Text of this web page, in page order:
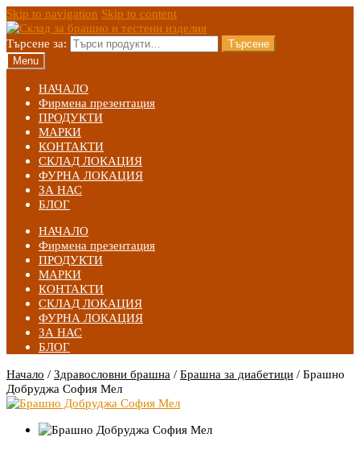
Skip to navigation Skip to content
Търсене за:
Търсене
Menu
НАЧАЛО
Фирмена презентация
ПРОДУКТИ
МАРКИ
КОНТАКТИ
СКЛАД ЛОКАЦИЯ
ФУРНА ЛОКАЦИЯ
ЗА НАС
БЛОГ
НАЧАЛО
Фирмена презентация
ПРОДУКТИ
МАРКИ
КОНТАКТИ
СКЛАД ЛОКАЦИЯ
ФУРНА ЛОКАЦИЯ
ЗА НАС
БЛОГ
Начало / Здравословни брашна / Брашна за диабетици / Брашно
Добруджа София Мел